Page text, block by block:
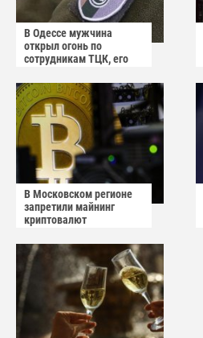
В Одессе мужчина
открыл огонь по
сотрудникам ТЦК, его
В Московском регионе
запретили майнинг
криптовалют